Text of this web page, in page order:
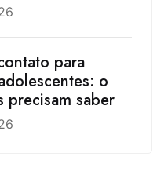
para
o
precisam saber